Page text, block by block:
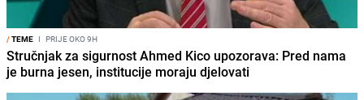
/TEME I PRIJE OKO 9H
Stručnjak za sigurnost Ahmed Kico upozorava: Pred nama
je burna jesen, institucije moraju djelovati